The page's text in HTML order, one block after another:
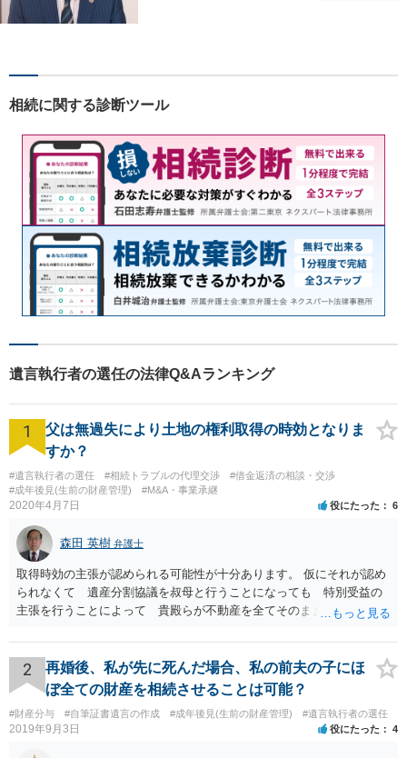
弁護士が介入することで賠償
ケースあり」【休日・夜間相
談可】
相続に関する診断ツール
遺言執行者の選任の法律Q&Aランキング
1
父は無過失により土地の権利取得の時効となりま
すか？
#遺言執行者の選任 #相続トラブルの代理交渉
#借金返済の相談・交渉
#成年後見(生前の財産管理)
#M&A・事業承継
2020年4月7日 役にたった 6
森田 英樹 弁護士
取得時効の主張が認められる可能性が十分あります。 仮にそれが認め
られなくて 遺産分割協議を叔母と行うことになっても 特別受益の
主張を行うことによって 貴殿らが不動産を全てそのまま取得できる
2
再婚後、私が先に死んだ場合、私の前夫の子にほ
ぼ全ての財産を相続させることは可能？
#財産分与 #自筆証書遺言の作成 #成年後見(生前の財産管理) #遺言執行者の選任
2019年9月3日 役にたった 4